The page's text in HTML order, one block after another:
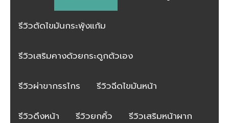
รีวิวตัดไขมันกระพุ้งแก้ม
รีวิวเสริมคางด้วยกระดูกตัวเอง
รีวิวผ่าขากรรไกร รีวิวฉีดไขมันหน้า
รีวิวดึงหน้า รีวิวยกคิ้ว รีวิวเสริมหน้าผาก